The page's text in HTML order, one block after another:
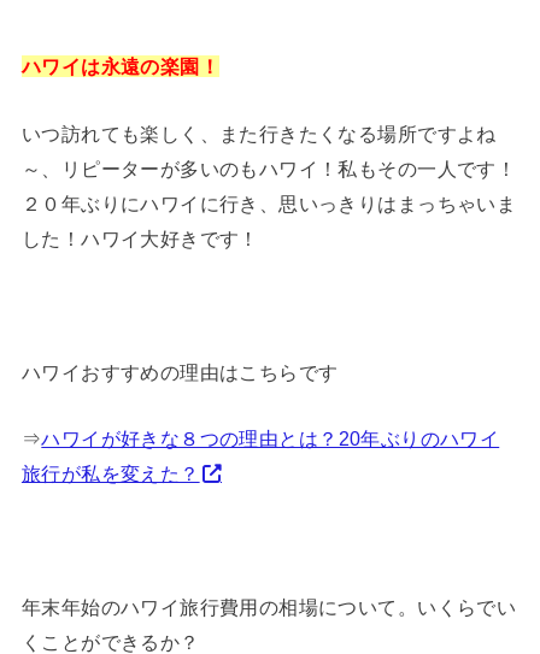
ハワイは永遠の楽園！
いつ訪れても楽しく、また行きたくなる場所ですよね
～、リピーターが多いのもハワイ！私もその一人です！
２０年ぶりにハワイに行き、思いっきりはまっちゃいま
した！ハワイ大好きです！
ハワイおすすめの理由はこちらです
⇒ハワイが好きな８つの理由とは？20年ぶりのハワイ
旅行が私を変えた？
年末年始のハワイ旅行費用の相場について。いくらでい
くことができるか？